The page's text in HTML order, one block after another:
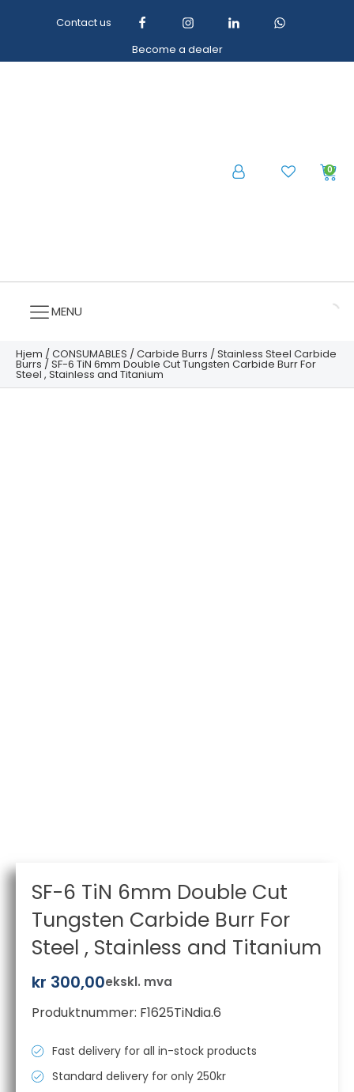
Contact us
Become a dealer
0
MENU
Hjem /CONSUMABLES /Carbide Burrs /Stainless Steel Carbide
Burrs / SF-6 TiN 6mm Double Cut Tungsten Carbide Burr For
Steel , Stainless and Titanium
SF-6 TiN 6mm Double Cut
Tungsten Carbide Burr For
Steel , Stainless and Titanium
kr 300,00ekskl. mva
Produktnummer: F1625TiNdia.6
Fast delivery for all in-stock products
Standard delivery for only 250kr